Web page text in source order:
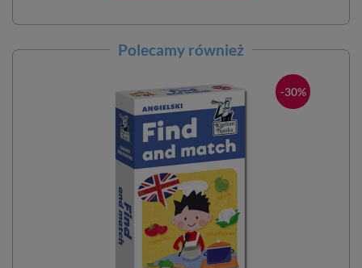
Polecamy również
-30%